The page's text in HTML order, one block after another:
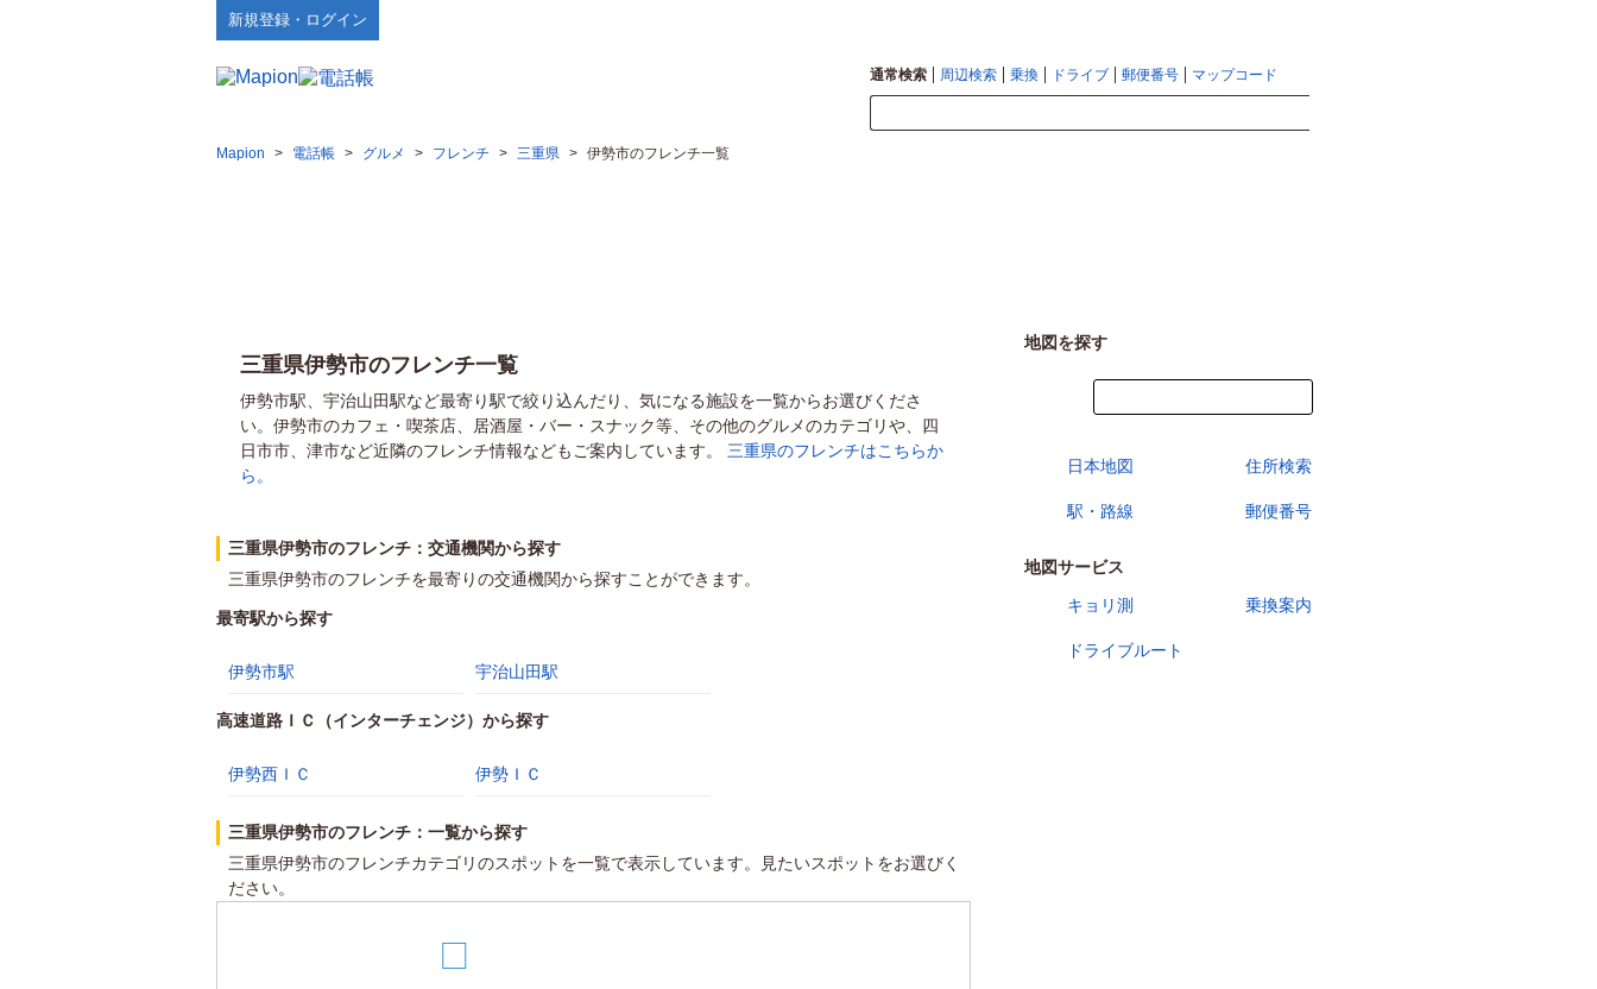
新規登録・ログイン
通常検索 周辺検索 乗換 ドライブ 郵便番号 マップコード
Mapion > 電話帳 > グルメ > フレンチ > 三重県 > 伊勢市のフレンチ一覧
三重県伊勢市のフレンチ一覧
伊勢市駅、宇治山田駅など最寄り駅で絞り込んだり、気になる施設を一覧からお選びくださ
い。伊勢市のカフェ・喫茶店、居酒屋・バー・スナック等、その他のグルメのカテゴリや、四
日市市、津市など近隣のフレンチ情報などもご案内しています。 三重県のフレンチはこちらか
ら。
三重県伊勢市のフレンチ：交通機関から探す
三重県伊勢市のフレンチを最寄りの交通機関から探すことができます。
最寄駅から探す
伊勢市駅 宇治山田駅
高速道路ＩＣ（インターチェンジ）から探す
伊勢西ＩＣ 伊勢ＩＣ
三重県伊勢市のフレンチ：一覧から探す
三重県伊勢市のフレンチカテゴリのスポットを一覧で表示しています。見たいスポットをお選びく
ださい。
地図を探す
日本地図 住所検索
駅・路線 郵便番号
地図サービス
キョリ測
乗換案内
ドライブルート